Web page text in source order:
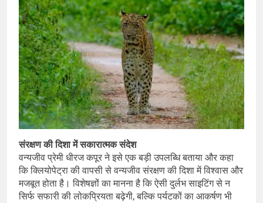
संरक्षण की दिशा में सकारात्मक संदेश
वन्यजीव प्रेमी धीरज कपूर ने इसे एक बड़ी उपलब्धि बताया और कहा
कि क्लियोपेट्रा की वापसी से वन्यजीव संरक्षण की दिशा में विश्वास और
मजबूत होता है। विशेषज्ञों का मानना है कि ऐसी दुर्लभ साइटिंग से न
सिर्फ सफारी की लोकप्रियता बढ़ेगी, बल्कि पर्यटकों का आकर्षण भी